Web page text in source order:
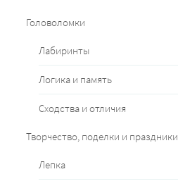
Головоломки
Лабиринты
Логика и память
Сходства и отличия
Творчество, поделки и праздники
Лепка